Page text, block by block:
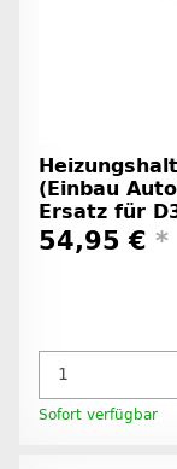
(Einbau
Ersatz für
54,95 € *
Sofort verfügbar